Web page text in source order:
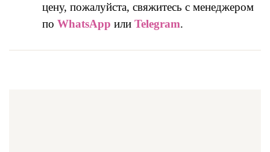
цену, пожалуйста, свяжитесь с менеджером
по WhatsApp или Telegram.